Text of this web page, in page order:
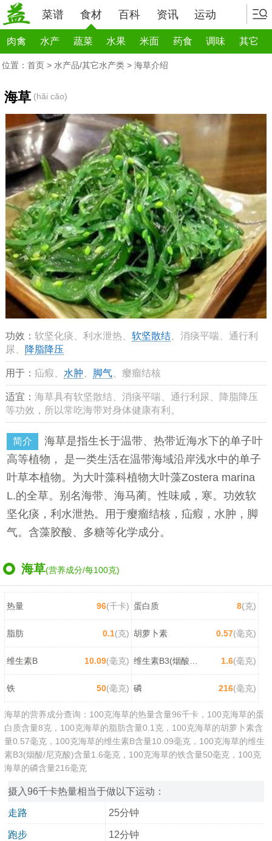
菜谱 食材 百科 资讯 运动
肉禽 水产 蔬菜 水果 米面 药食 调味 其它
位置： 首页 > 水产品/其它水产类 > 海草介绍
海草 (hǎi cǎo)
功效： 软坚化痰、利水泄热、 软坚散结、消痰平喘、通行利
尿、
降脂降压
用于： 疝瘕、 水肿 脚气、瘿瘤结核
适宜： 海草具有软坚散结、消痰平喘、通行利尿、降脂降压
等功效，所以常吃海带对身体健康有利。
简介
海草是指生长于温带、热带近海水下的单子叶
高等植物， 是一类生活在温带海域沿岸浅水中的单子
叶草本植物。为大叶藻科植物大叶藻Zostera marina
L.的全草。别名海带、海马蔺。性味咸，寒。功效软
坚化痰，利水泄热。用于瘿瘤结核，疝瘕，水肿，脚
气。含藻胶酸、多糖等化学成分。
海草(营养成分/每100克)
热量 96(千卡) 蛋白质 8(克)
脂肪 0.1(克) 胡萝卜素 0.57(毫克)
维生素B 10.09(毫克) 1.6(毫克)
铁 50(毫克) 磷 216(毫克)
海草的营养成分查询：100克海草的热量含量96千卡，100克海草的蛋
白质含量8克，100克海草的脂肪含量0.1克，100克海草的胡萝卜素含
量0.57毫克，100克海草的维生素B含量10.09毫克，100克海草的维生
素B3(烟酸/尼克酸)含量1.6毫克，100克海草的铁含量50毫克，100克
海草的磷含量216毫克
摄入96千卡热量相当于做以下运动：
走路 25分钟
跑步 12分钟